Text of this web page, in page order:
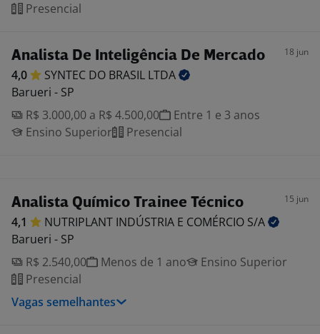
Presencial
Analista De Inteligência De Mercado 18 jun
4,0 SYNTEC DO BRASIL LTDA
Barueri - SP
R$ 3.000,00 a R$ 4.500,00
Entre 1 e 3 anos
Ensino Superior
Presencial
Analista Químico Trainee Técnico 15 jun
4,1 NUTRIPLANT INDÚSTRIA E COMÉRCIO S/A
Barueri - SP
R$ 2.540,00
Menos de 1 ano
Ensino Superior
Presencial
Vagas semelhantes